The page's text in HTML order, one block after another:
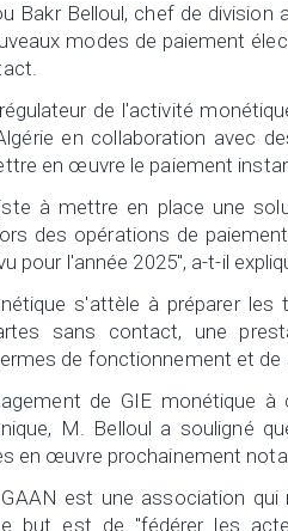
Bakr Belloul, chef de division
modes de paiement
de l'activité
en collaboration avec
en œuvre le paiement
à mettre en place une
des opérations de
pour l'année 2025", a-t-il
s'attèle à préparer
sans contact, une
de fonctionnement et de
de GIE monétique
M. Belloul a souligné
en œuvre prochainement
est une association
but est de "fédérer les